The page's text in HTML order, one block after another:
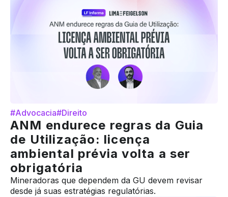
#Advocacia#Direito
ANM endurece regras da Guia
de Utilização: licença
ambiental prévia volta a ser
obrigatória
Mineradoras que dependem da GU devem revisar
desde já suas estratégias regulatórias.